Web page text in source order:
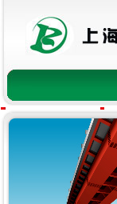
1623085093
1148586079